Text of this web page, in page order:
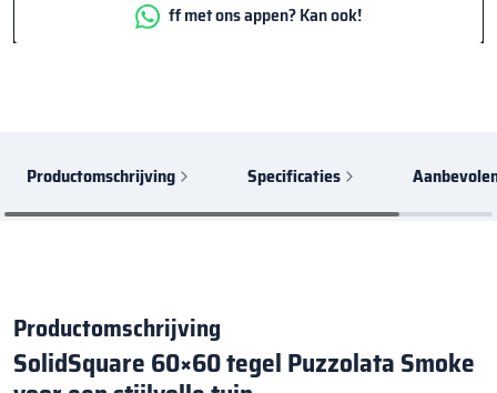
ff met ons appen? Kan ook!
Productomschrijving Specificaties
Productomschrijving
SolidSquare 60×60 tegel Puzzolata Smoke